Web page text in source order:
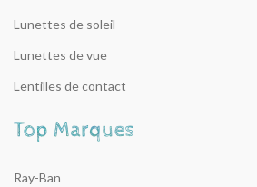
Lunettes de soleil
Lunettes de vue
Lentilles de contact
Ray-Ban